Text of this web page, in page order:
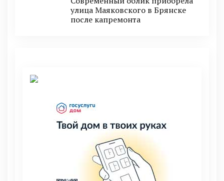
улица Маяковского в Брянске
после капремонта